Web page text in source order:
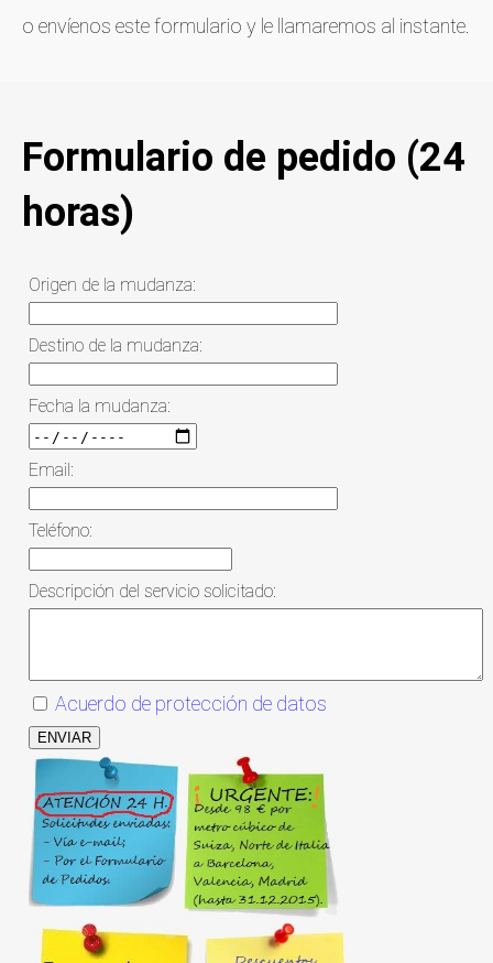
o envíenos este formulario y le llamaremos al instante.
Formulario de pedido (24
horas)
Origen de la mudanza:
Destino de la mudanza:
Fecha la mudanza:
Email:
Teléfono:
Descripción del servicio solicitado:
Acuerdo de protección de datos
ENVIAR